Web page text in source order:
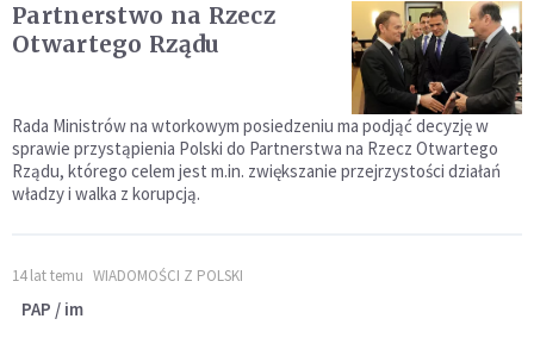
Partnerstwo na Rzecz
Otwartego Rządu
Rada Ministrów na wtorkowym posiedzeniu ma podjąć decyzję w
sprawie przystąpienia Polski do Partnerstwa na Rzecz Otwartego
Rządu, którego celem jest m.in. zwiększanie przejrzystości działań
władzy i walka z korupcją.
14 lat temu WIADOMOŚCI Z POLSKI
PAP / im